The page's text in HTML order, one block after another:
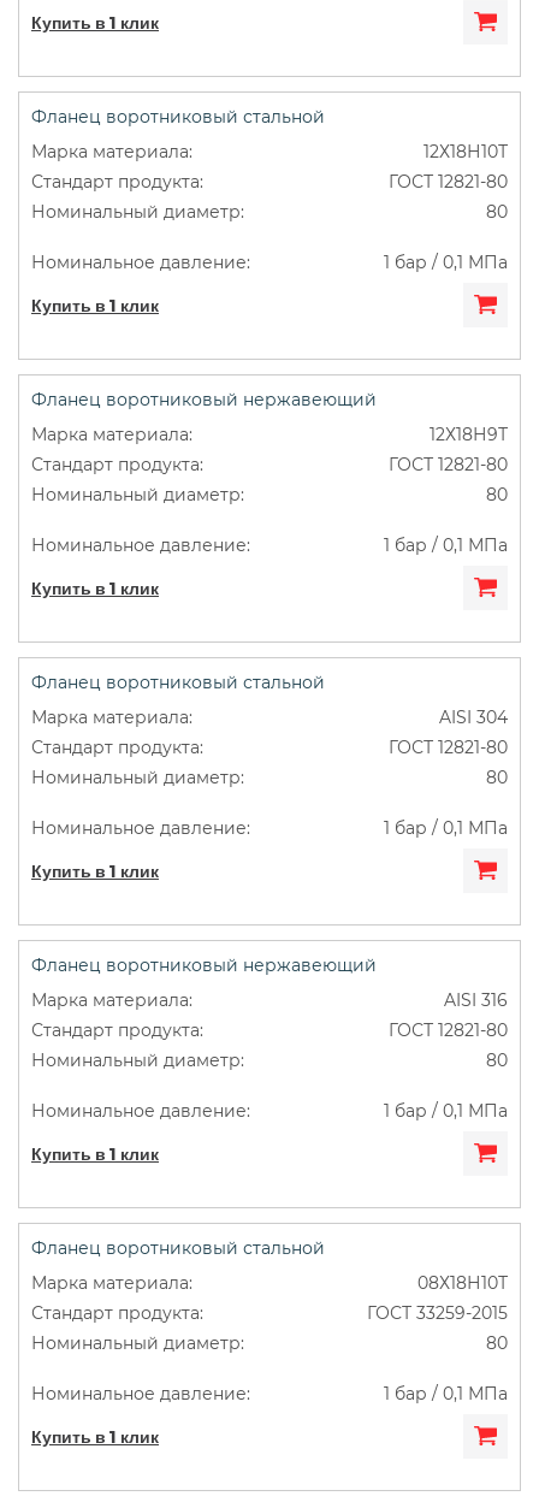
Купить в 1 клик
Фланец воротниковый стальной
12Х18Н10Т
ГОСТ 12821-80
80
1 бар / 0,1 МПа
Купить в 1 клик
Фланец воротниковый нержавеющий
12Х18Н9Т
ГОСТ 12821-80
80
1 бар / 0,1 МПа
Купить в 1 клик
Фланец воротниковый стальной
AISI 304
ГОСТ 12821-80
80
1 бар / 0,1 МПа
Купить в 1 клик
Фланец воротниковый нержавеющий
AISI 316
ГОСТ 12821-80
80
1 бар / 0,1 МПа
Купить в 1 клик
Фланец воротниковый стальной
08Х18Н10Т
ГОСТ 33259-2015
80
1 бар / 0,1 МПа
Купить в 1 клик